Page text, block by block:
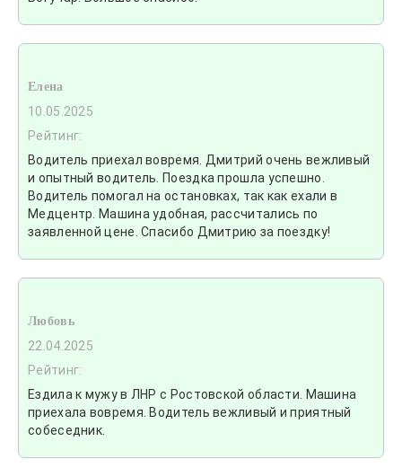
Елена
10.05.2025
Рейтинг:
Водитель приехал вовремя. Дмитрий очень вежливый
и опытный водитель. Поездка прошла успешно.
Водитель помогал на остановках, так как ехали в
Медцентр. Машина удобная, рассчитались по
заявленной цене. Спасибо Дмитрию за поездку!
Любовь
22.04.2025
Рейтинг:
Ездила к мужу в ЛНР с Ростовской области. Машина
приехала вовремя. Водитель вежливый и приятный
собеседник.